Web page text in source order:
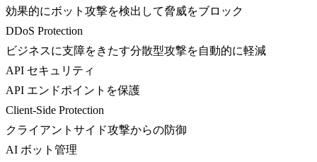
効果的にボット攻撃を検出して脅威をブロック
DDoS Protection
ビジネスに支障をきたす分散型攻撃を自動的に軽減
API セキュリティ
API エンドポイントを保護
Client-Side Protection
クライアントサイド攻撃からの防御
AI ボット管理